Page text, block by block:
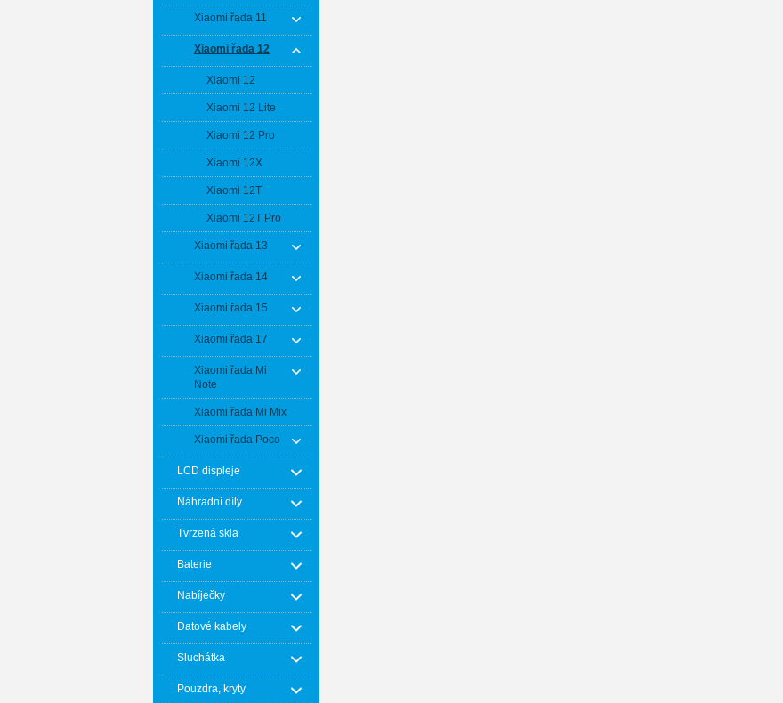
Xiaomi řada 11
Xiaomi řada 12
Xiaomi 12
Xiaomi 12 Lite
Xiaomi 12 Pro
Xiaomi 12X
Xiaomi 12T
Xiaomi 12T Pro
Xiaomi řada 13
Xiaomi řada 14
Xiaomi řada 15
Xiaomi řada 17
Xiaomi řada Mi
Note
Xiaomi řada Mi Mix
Xiaomi řada Poco
LCD displeje
Náhradní díly
Tvrzená skla
Baterie
Nabíječky
Datové kabely
Sluchátka
Pouzdra, kryty